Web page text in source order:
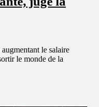
augmentant le salaire
le monde de la